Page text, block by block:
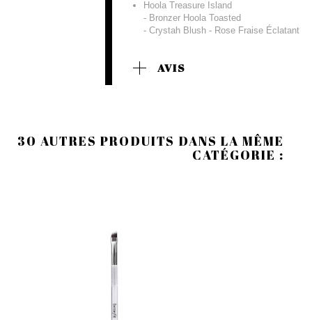
Hoola Treasure Island
- Bronzer Hoola Toasted
- Crystah Blush - Rose Fraise Éclatant
AVIS
30 AUTRES PRODUITS DANS LA MÊME
CATÉGORIE :